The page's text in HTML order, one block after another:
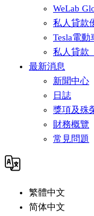
WeLab
私人貸款
Tesla電
私人貸款
最新消息
新聞中心
日誌
獎項及殊
財務概覽
常見問題
繁體中文
简体中文